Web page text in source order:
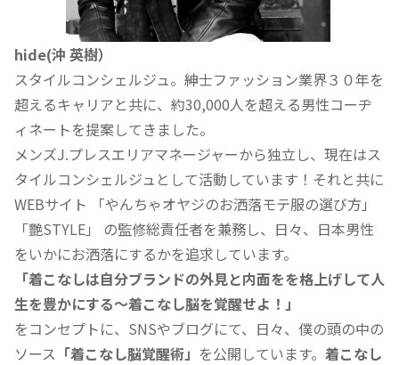
hide(沖 英樹）
スタイルコンシェルジュ。紳士ファッション業界３０年を
超えるキャリアと共に、約30,000人を超える男性コーヂ
ィネートを提案してきました。
メンズJ.プレスエリアマネージャーから独立し、現在はス
タイルコンシェルジュとして活動しています！それと共に
WEBサイト 「やんちゃオヤジのお洒落モテ服の選び方」
「艷STYLE」 の監修総責任者を兼務し、日々、日本男性
をいかにお洒落にするかを追求しています。
「着こなしは自分ブランドの外見と内面をを格上げして人
生を豊かにする〜着こなし脳を覚醒せよ！」
をコンセプトに、SNSやブログにて、日々、僕の頭の中の
ソース 「着こなし脳覚醒術」 を公開しています。 着こなし